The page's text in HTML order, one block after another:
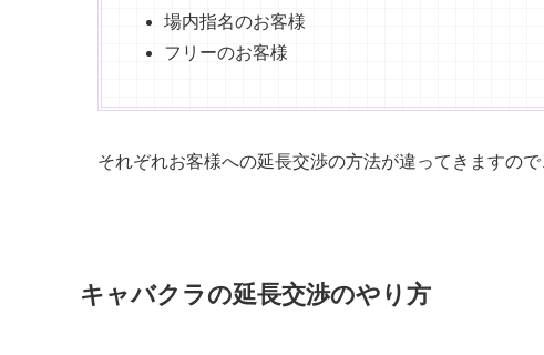
場内指名のお客様
フリーのお客様
それぞれお客様への延長交渉の方法が違ってきますので
キャバクラの延長交渉のやり方